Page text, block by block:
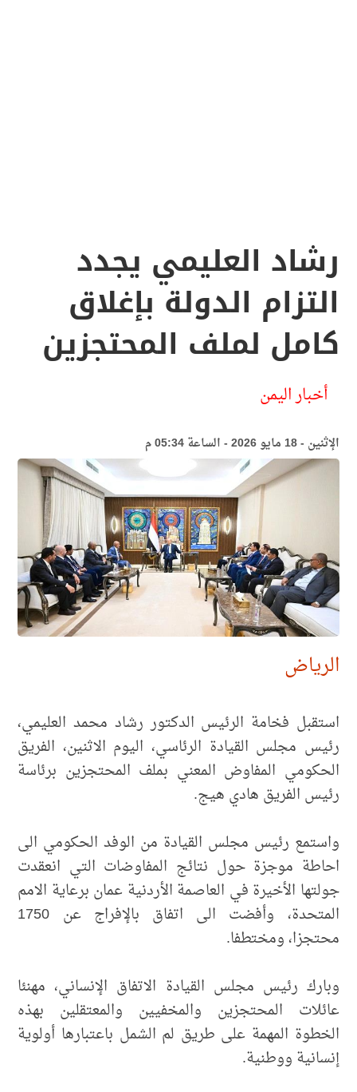
رشاد العليمي يجدد
التزام الدولة بإغلاق
كامل لملف المحتجزين
أخبار اليمن
الإثنين - 18 مايو 2026 - الساعة 05:34 م
الرياض
استقبل فخامة الرئيس الدكتور رشاد محمد العليمي،
رئيس مجلس القيادة الرئاسي، اليوم الاثنين، الفريق
الحكومي المفاوض المعني بملف المحتجزين برئاسة
رئيس الفريق هادي هيج.
واستمع رئيس مجلس القيادة من الوفد الحكومي الى
احاطة موجزة حول نتائج المفاوضات التي انعقدت
جولتها الأخيرة في العاصمة الأردنية عمان برعاية الامم
المتحدة، وأفضت الى اتفاق بالإفراج عن 1750
محتجزا، ومختطفا.
وبارك رئيس مجلس القيادة الاتفاق الإنساني، مهنئا
عائلات المحتجزين والمخفيين والمعتقلين بهذه
الخطوة المهمة على طريق لم الشمل باعتبارها أولوية
إنسانية ووطنية.